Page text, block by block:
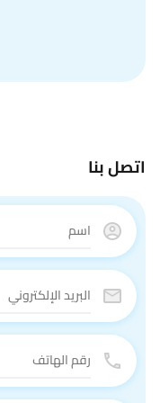
اتصل بنا